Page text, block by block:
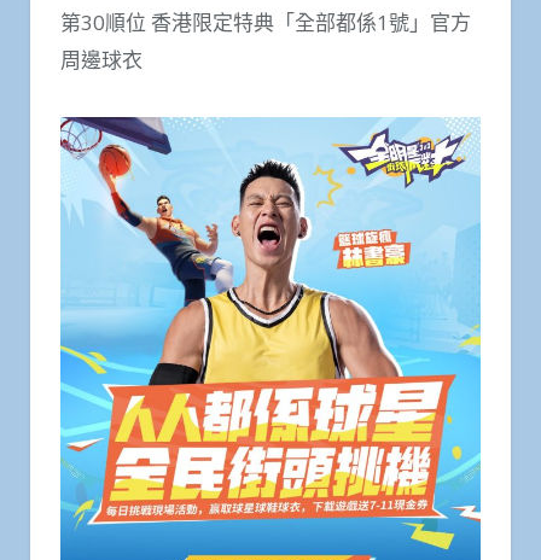
第30順位 香港限定特典「全部都係1號」官方
周邊球衣